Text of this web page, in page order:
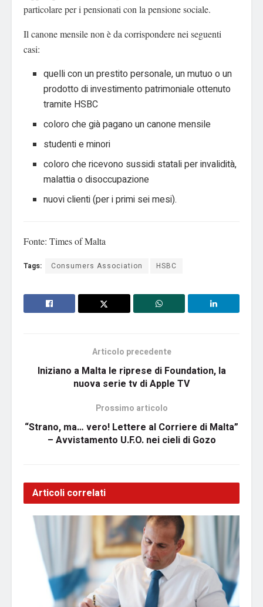
particolare per i pensionati con la pensione sociale.
Il canone mensile non è da corrispondere nei seguenti
casi:
quelli con un prestito personale, un mutuo o un
prodotto di investimento patrimoniale ottenuto
tramite HSBC
coloro che già pagano un canone mensile
studenti e minori
coloro che ricevono sussidi statali per invalidità,
malattia o disoccupazione
nuovi clienti (per i primi sei mesi).
Fonte: Times of Malta
Tags: Consumers Association HSBC
Articolo precedente
Iniziano a Malta le riprese di Foundation, la
nuova serie tv di Apple TV
Prossimo articolo
“Strano, ma… vero! Lettere al Corriere di Malta”
– Avvistamento U.F.O. nei cieli di Gozo
Articoli correlati